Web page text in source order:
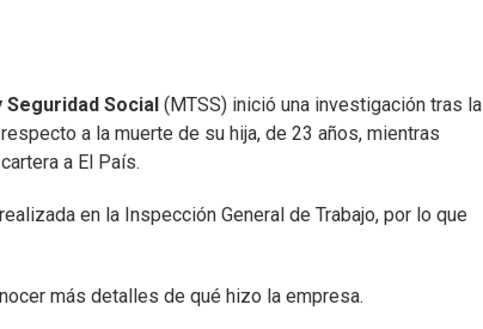
Social (MTSS) inició una investigación tras la
a la muerte de su hija, de 23 años, mientras
a El País.
en la Inspección General de Trabajo, por lo que
más detalles de qué hizo la empresa.